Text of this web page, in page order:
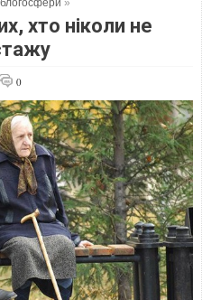
»
хто ніколи не
0